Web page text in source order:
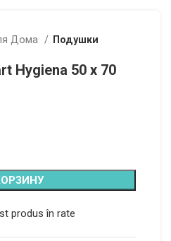
Дома Подушки
Hygiena 50 x 70
produs în rate